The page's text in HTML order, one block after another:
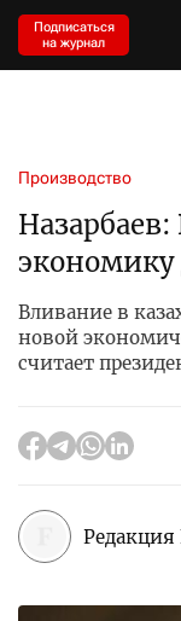
Подписаться
на журнал
Производство
Вливание в
новой
считает
Редакция